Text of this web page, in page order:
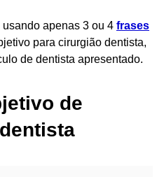
apenas 3 ou 4 frases
para cirurgião dentista,
de dentista apresentado.
de